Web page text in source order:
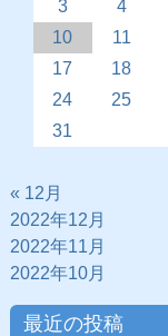
3
4
10
11
17
18
24
25
31
« 12月
2022年12月
2022年11月
2022年10月
最近の投稿